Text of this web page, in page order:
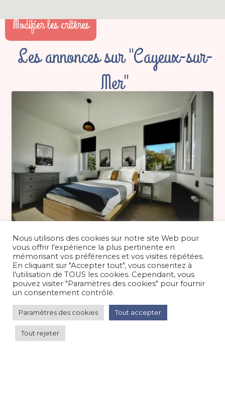
Modifier les critères
Les annonces sur "Cayeux-sur-
Mer"
85 €/nuit
Appartement 4 personnes, à Cayeux-
sur-Mer
Appartement /Bord de mer/océan
Nous utilisons des cookies sur notre site Web pour
vous offrir l'expérience la plus pertinente en
mémorisant vos préférences et vos visites répétées.
En cliquant sur "Accepter tout", vous consentez à
l'utilisation de TOUS les cookies. Cependant, vous
pouvez visiter "Paramètres des cookies" pour fournir
un consentement contrôlé.
Paramètres des cookies Tout accepter
Tout rejeter